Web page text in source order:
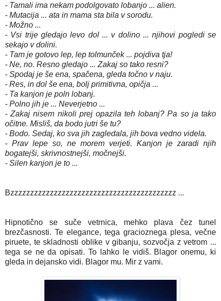
- Tamali ima nekam podolgovato lobanjo ... alien.
- Mutacija ... ata in mama sta bila v sorodu.
- Možno ...
- Vsi trije gledajo levo dol ... v dolino ... njihovi pogledi se
sekajo v dolini.
- Tam je gotovo lep, lep tolmunček ... pojdiva tja!
- Ne, no. Resno gledajo ... Zakaj so tako resni?
- Spodaj je še ena, spačena, gleda točno v naju.
- Res, in dol še ena, bolj primitivna, opičja ...
- Ta kanjon je poln lobanj.
- Polno jih je ... Neverjetno ...
- Zakaj nisem nikoli prej opazila teh lobanj? Pa so ja tako
očitne. Misliš, da bodo jutri še tu?
- Bodo. Sedaj, ko sva jih zagledala, jih bova vedno videla.
- Prav lepe so, ne morem verjeti. Kanjon je zaradi njih
bogatejši, skrivnostnejši, močnejši.
- Silen kanjon je to ...
Bzzzzzzzzzzzzzzzzzzzzzzzzzzzzzzzzzzzzzzzzzz ...
Hipnotično se suče vetrnica, mehko plava čez tunel
brezčasnosti. Te elegance, tega gracioznega plesa, večne
piruete, te skladnosti oblike v gibanju, sozvočja z vetrom ...
tega se ne da opisati. To lahko le vidiš. Blagor onemu, ki
gleda in dejansko vidi. Blagor mu. Mir z vami.